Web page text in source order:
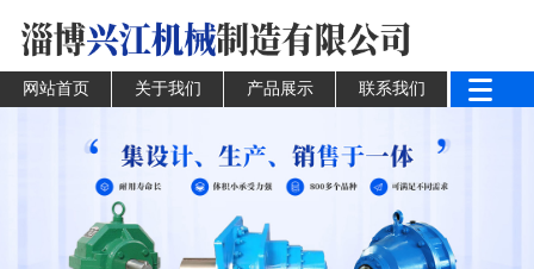
网站首页 关于我们 产品展示 联系我们